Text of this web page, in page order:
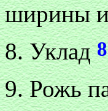
ширины и
8. Уклад8
9. Рожь